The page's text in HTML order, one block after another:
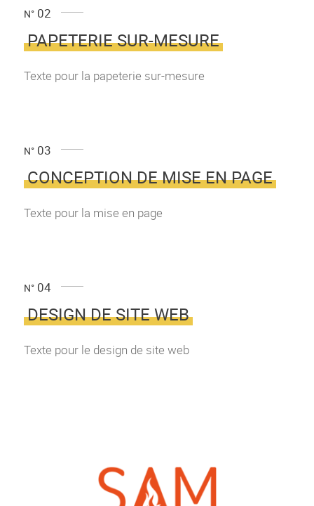
N° 02
PAPETERIE SUR-MESURE
Texte pour la papeterie sur-mesure
N° 03
CONCEPTION DE MISE EN PAGE
Texte pour la mise en page
N° 04
DESIGN DE SITE WEB
Texte pour le design de site web